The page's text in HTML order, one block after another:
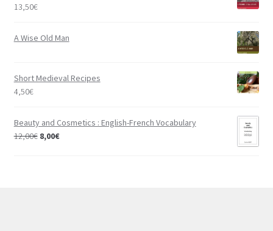
13,50€
A Wise Old Man
Short Medieval Recipes
4,50€
Beauty and Cosmetics : English-French Vocabulary
12,00€ 8,00€